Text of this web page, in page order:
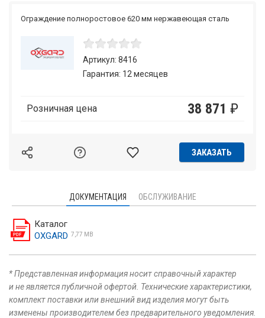
Ограждение полноростовое 620 мм нержавеющая сталь
Артикул: 8416
Гарантия: 12 месяцев
Розничная цена 38 871 ₽
ЗАКАЗАТЬ
ДОКУМЕНТАЦИЯ ОБСЛУЖИВАНИЕ
Каталог
OXGARD 7,77 MB
* Представленная информация носит справочный характер
и не является публичной офертой. Технические характеристики,
комплект поставки или внешний вид изделия могут быть
изменены производителем без предварительного уведомления.